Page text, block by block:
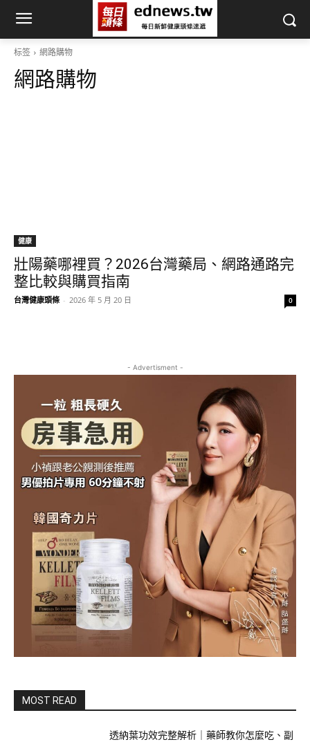
标签 網路購物
網路購物
健康
壯陽藥哪裡買？2026台灣藥局、網路通路完
整比較與購買指南
台灣健康頭條 - 2026 年 5 月 20 日 0
- Advertisment -
MOST READ
透納葉功效完整解析｜藥師教你怎麼吃、副